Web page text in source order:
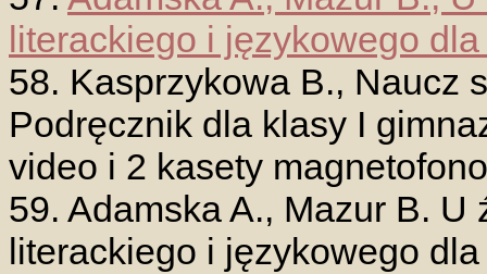
literackiego i językowego
58. Kasprzykowa B., Naucz
Podręcznik dla klasy I
video i 2 kasety
59. Adamska A., Mazur B. U
literackiego i językowego